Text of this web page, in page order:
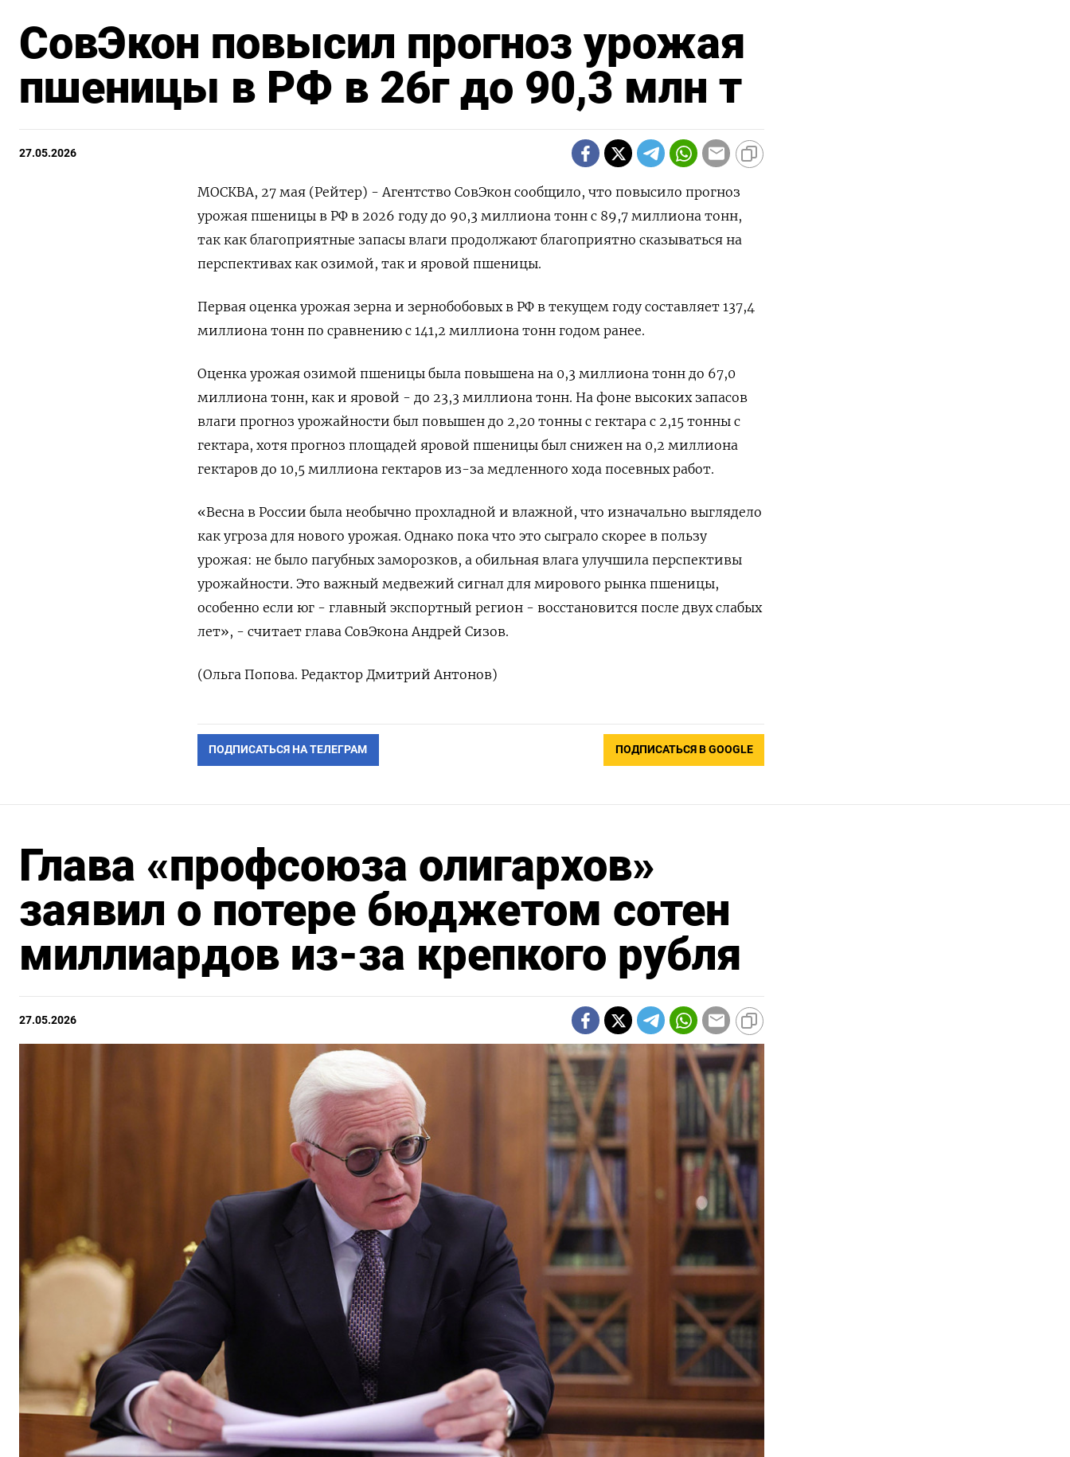
СовЭкон повысил прогноз урожая
пшеницы в РФ в 26г до 90,3 млн т
27.05.2026
МОСКВА, 27 мая (Рейтер) - Агентство СовЭкон сообщило, что повысило прогноз
урожая пшеницы в РФ в 2026 году до ‌90,3 миллиона тонн с 89,7 миллиона тонн,
так как благоприятные запасы влаги продолжают благоприятно сказываться на
перспективах как озимой, ​так и яровой ​пшеницы.
Первая ​оценка урожая ⁠зерна и зернобобовых в РФ ‌в текущем году составляет 137,4
‌миллиона тонн по сравнению с 141,2 миллиона тонн годом ​ранее.
Оценка урожая озимой пшеницы была повышена ‌на 0,3 миллиона тонн до 67,0
миллиона тонн, как ​и яровой - до 23,3 миллиона тонн. На фоне ‌высоких запасов
влаги прогноз урожайности был повышен до 2,20 тонны с гектара с 2,15 ​тонны с ​
гектара, ‌хотя прогноз площадей яровой пшеницы был снижен на 0,2 ​миллиона
гектаров до 10,5 миллиона гектаров из-за медленного хода посевных работ.
«Весна в России была необычно прохладной и влажной, что изначально выглядело
как угроза для нового урожая. Однако пока что это сыграло скорее в ​пользу
урожая: не ⁠было пагубных заморозков, а обильная влага улучшила перспективы
урожайности. Это важный ‌медвежий сигнал для мирового рынка пшеницы,
особенно если ‌юг - главный экспортный регион - восстановится после двух слабых
​лет», - считает глава СовЭкона Андрей Сизов.
(Ольга ‌Попова. Редактор Дмитрий Антонов)
ПОДПИСАТЬСЯ НА ТЕЛЕГРАМ ПОДПИСАТЬСЯ В GOOGLE
Глава «профсоюза олигархов»
заявил о потере бюджетом сотен
миллиардов из-за крепкого рубля
27.05.2026